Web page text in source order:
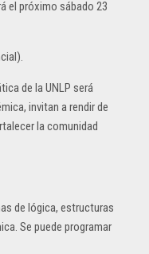
el próximo sábado 23
de la UNLP será
invitan a rendir de
la comunidad
de lógica, estructuras
Se puede programar